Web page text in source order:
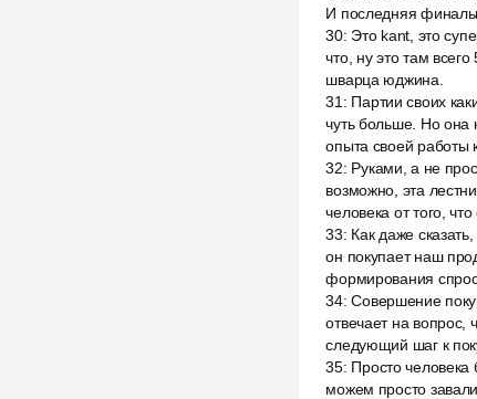
И последняя
30: Это kant, это
что, ну это там
шварца юджина.
31 : Партии своих
чуть больше. Но она
опыта своей работы
32: Руками, а не
возможно, эта
человека от того,
33: Как даже
он покупает наш
формирования
34:Совершение
отвечает на вопрос,
следующий шаг к
35: Просто
можем просто